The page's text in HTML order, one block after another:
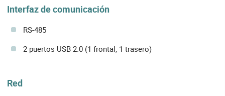
Interfaz de comunicación
RS-485
2 puertos USB 2.0 (1 frontal, 1 trasero)
Red